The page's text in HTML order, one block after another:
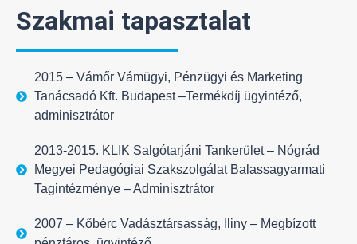
Szakmai tapasztalat
2015 – Vámőr Vámügyi, Pénzügyi és Marketing
Tanácsadó Kft. Budapest –Termékdíj ügyintéző,
adminisztrátor
2013-2015. KLIK Salgótarjáni Tankerület – Nógrád
Megyei Pedagógiai Szakszolgálat Balassagyarmati
Tagintézménye – Adminisztrátor
2007 – Kőbérc Vadásztársasság, Iliny – Megbízott